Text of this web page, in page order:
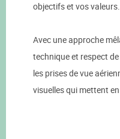
objectifs et vos valeurs.
Avec une approche
technique et respect
les prises de vue
visuelles qui mettent